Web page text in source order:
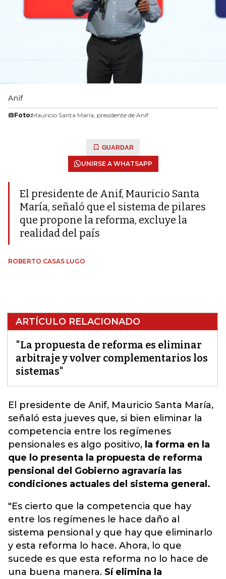
Anif
Foto:Mauricio Santa María, presidente de Anif
GUARDAR
UNIRSE A WHATSAPP
El presidente de Anif, Mauricio Santa
María, señaló que el sistema de pilares
que propone la reforma, excluye la
realidad del país
ROBERTO CASAS LUGO
ARTÍCULO RELACIONADO
"La propuesta de reforma es eliminar
arbitraje y volver complementarios los
sistemas"
El presidente de Anif, Mauricio Santa María,
señaló esta jueves que, si bien eliminar la
competencia entre los regímenes
pensionales es algo positivo, la forma en la
que lo presenta la propuesta de reforma
pensional del Gobierno agravaría las
condiciones actuales del sistema general.
"Es cierto que la competencia que hay
entre los regímenes le hace daño al
sistema pensional y que hay que eliminarlo
y esta reforma lo hace. Ahora, lo que
sucede es que esta reforma no lo hace de
una buena manera. Sí elimina la